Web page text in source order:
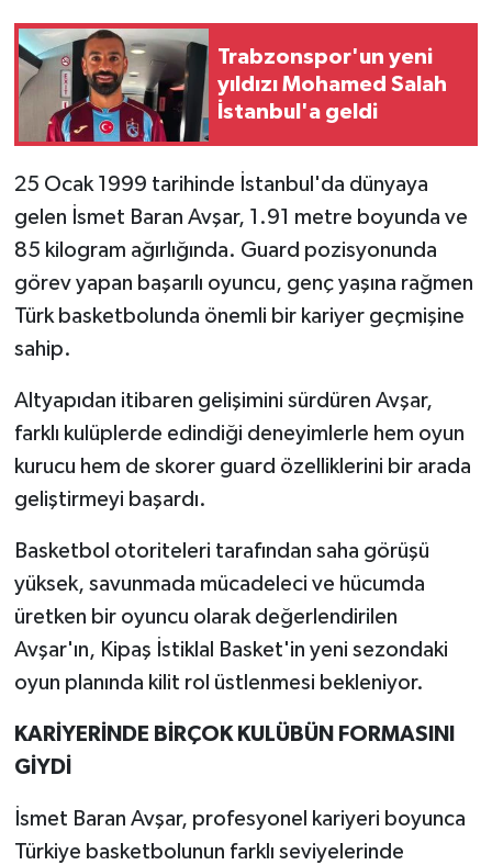
Trabzonspor'un yeni
yıldızı Mohamed Salah
İstanbul'a geldi
25 Ocak 1999 tarihinde İstanbul'da dünyaya
gelen İsmet Baran Avşar, 1.91 metre boyunda ve
85 kilogram ağırlığında. Guard pozisyonunda
görev yapan başarılı oyuncu, genç yaşına rağmen
Türk basketbolunda önemli bir kariyer geçmişine
sahip.
Altyapıdan itibaren gelişimini sürdüren Avşar,
farklı kulüplerde edindiği deneyimlerle hem oyun
kurucu hem de skorer guard özelliklerini bir arada
geliştirmeyi başardı.
Basketbol otoriteleri tarafından saha görüşü
yüksek, savunmada mücadeleci ve hücumda
üretken bir oyuncu olarak değerlendirilen
Avşar'ın, Kipaş İstiklal Basket'in yeni sezondaki
oyun planında kilit rol üstlenmesi bekleniyor.
KARİYERİNDE BİRÇOK KULÜBÜN FORMASINI
GİYDİ
İsmet Baran Avşar, profesyonel kariyeri boyunca
Türkiye basketbolunun farklı seviyelerinde